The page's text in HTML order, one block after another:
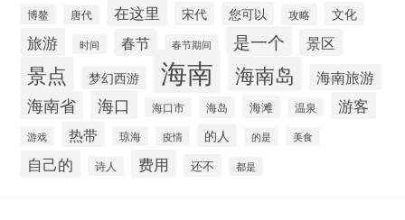
博鳌 唐代 在这里 宋代 您可以 攻略 文化
旅游 时间 春节 春节期间 是一个 景区
景点 梦幻西游 海南 海南岛 海南旅游
海南省 海口 海口市 海岛 海滩 温泉 游客
游戏 热带 琼海 疫情 的人 的是 美食
自己的 诗人 费用 还不 都是